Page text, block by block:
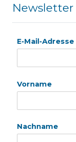
Newsletter
E-Mail-Adresse
Vorname
Nachname